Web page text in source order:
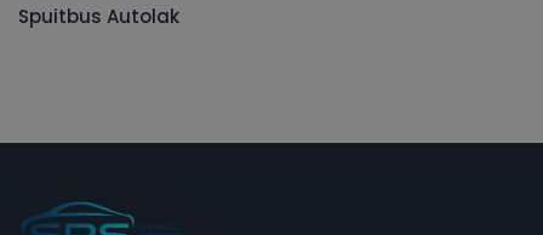
Spuitbus Autolak